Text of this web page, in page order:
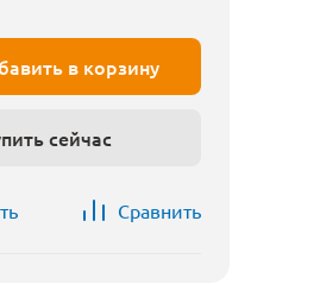
в корзину
сейчас
Сравнить